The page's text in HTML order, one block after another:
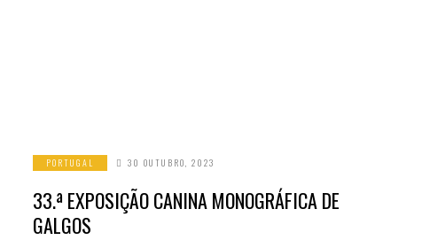
PORTUGAL 30 OUTUBRO, 2023
33.ª EXPOSIÇÃO CANINA MONOGRÁFICA DE
GALGOS